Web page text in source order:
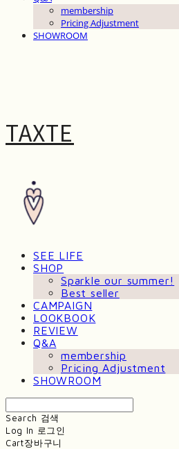
membership
Pricing Adjustment
SHOWROOM
TAXTE
SEE LIFE
SHOP
Sparkle our summer!
Best seller
CAMPAIGN
LOOKBOOK
REVIEW
Q&A
membership
Pricing Adjustment
SHOWROOM
Search 검색
Log In 로그인
Cart장바구니